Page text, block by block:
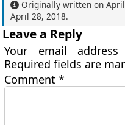
Originally written on
April 28, 2018.
Leave a Reply
Your email
Required fields are
Comment*